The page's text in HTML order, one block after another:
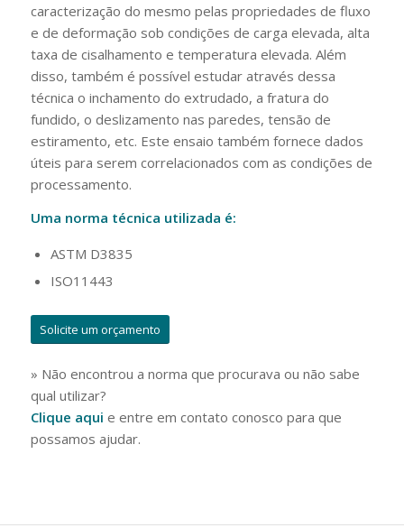
caracterização do mesmo pelas propriedades de fluxo
e de deformação sob condições de carga elevada, alta
taxa de cisalhamento e temperatura elevada. Além
disso, também é possível estudar através dessa
técnica o inchamento do extrudado, a fratura do
fundido, o deslizamento nas paredes, tensão de
estiramento, etc. Este ensaio também fornece dados
úteis para serem correlacionados com as condições de
processamento.
Uma norma técnica utilizada é:
ASTM D3835
ISO11443
Solicite um orçamento
» Não encontrou a norma que procurava ou não sabe
qual utilizar?
Clique aqui e entre em contato conosco para que
possamos ajudar.